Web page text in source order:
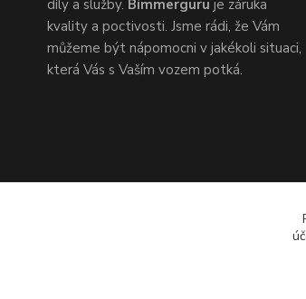
díly a služby. Bimmerguru je záruka
kvality a poctivosti. Jsme rádi, že Vám
můžeme být nápomocni v jakékoli situaci,
která Vás s Vaším vozem potká.